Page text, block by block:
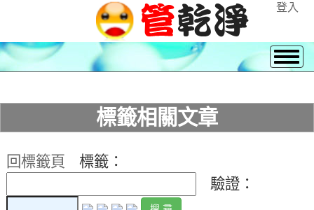
登入
標籤相關文章
回標籤頁
標籤：
驗證：